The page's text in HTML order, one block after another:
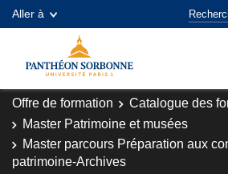
Aller à
Offre de formation Catalogue des
Master Patrimoine et musées
Master parcours Préparation aux
patrimoine-Archives